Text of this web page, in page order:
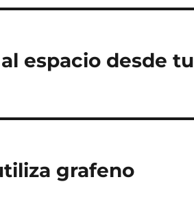
espacio desde tu
grafeno